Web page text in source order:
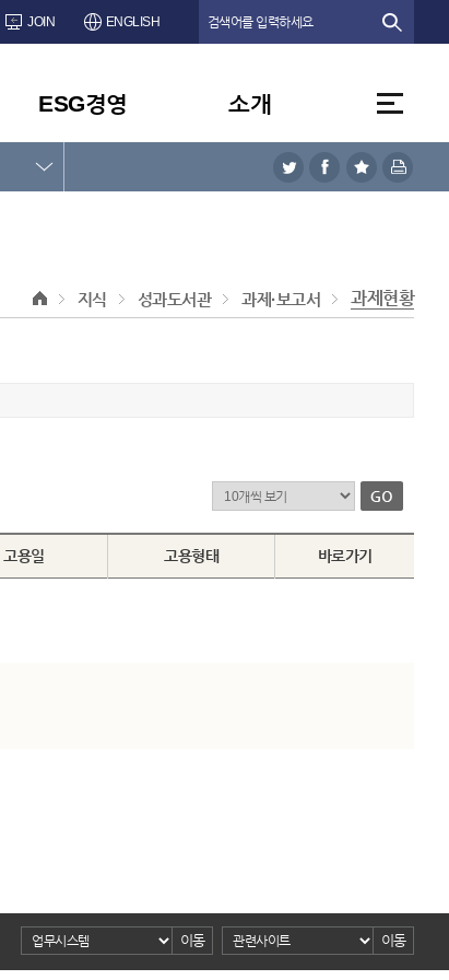
JOIN ENGLISH
ESG경영 소개
지식 성과도서관 과제·보고서 과제현황
고용일 고용형태 바로가기
이동 이동